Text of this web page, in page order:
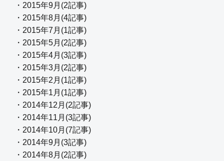
・2015年9月(2記事)
・2015年8月(4記事)
・2015年7月(1記事)
・2015年5月(2記事)
・2015年4月(3記事)
・2015年3月(2記事)
・2015年2月(1記事)
・2015年1月(1記事)
・2014年12月(2記事)
・2014年11月(3記事)
・2014年10月(7記事)
・2014年9月(3記事)
・2014年8月(2記事)